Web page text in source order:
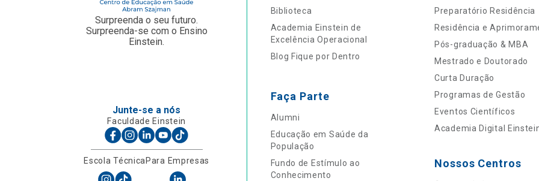
Surpreenda o seu futuro.
Surpreenda-se com o Ensino
Einstein.
Junte-se a nós
Faculdade Einstein
Escola TécnicaPara Empresas
Biblioteca
Academia Einstein de
Excelência Operacional
Blog Fique por Dentro
Faça Parte
Alumni
Educação em Saúde da
População
Fundo de Estímulo ao
Conhecimento
Preparatório Residência
Residência e
Pós-graduação & MBA
Mestrado e Doutorado
Curta Duração
Programas de Gestão
Eventos Científicos
Academia Digital
Nossos Centros